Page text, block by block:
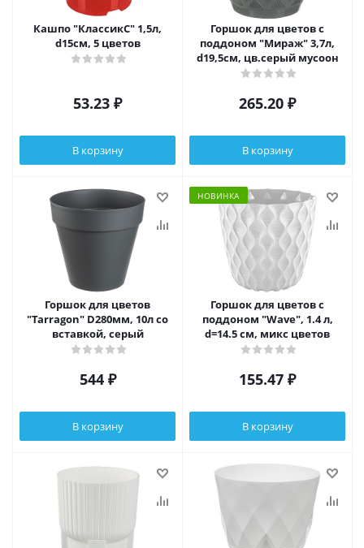
Кашпо "КлассикС" 1,5л,
d15см, 5 цветов
53.23 ₽
В корзину
Горшок для цветов с
поддоном "Мираж" 3,7л,
d19,5см, цв.серый мусоон
265.20 ₽
В корзину
Горшок для цветов
"Tarragon" D280мм, 10л со
вставкой, серый
544₽
В корзину
НОВИНКА
Горшок для цветов с
поддоном "Wave", 1.4 л,
d=14.5 см, микс цветов
155.47 ₽
В корзину